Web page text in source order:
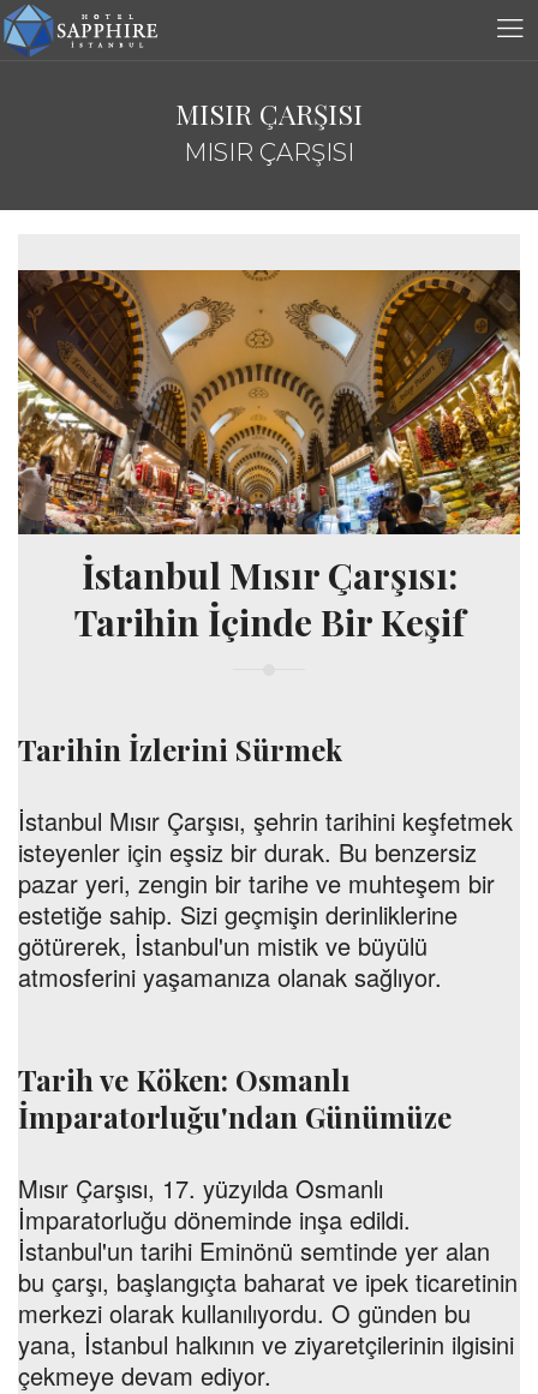
MISIR ÇARŞISI
MISIR ÇARŞISI
İstanbul Mısır Çarşısı:
Tarihin İçinde Bir Keşif
Tarihin İzlerini Sürmek
İstanbul Mısır Çarşısı, şehrin tarihini keşfetmek
isteyenler için eşsiz bir durak. Bu benzersiz
pazar yeri, zengin bir tarihe ve muhteşem bir
estetiğe sahip. Sizi geçmişin derinliklerine
götürerek, İstanbul'un mistik ve büyülü
atmosferini yaşamanıza olanak sağlıyor.
Tarih ve Köken: Osmanlı
İmparatorluğu'ndan Günümüze
Mısır Çarşısı, 17. yüzyılda Osmanlı
İmparatorluğu döneminde inşa edildi.
İstanbul'un tarihi Eminönü semtinde yer alan
bu çarşı, başlangıçta baharat ve ipek ticaretinin
merkezi olarak kullanılıyordu. O günden bu
yana, İstanbul halkının ve ziyaretçilerinin ilgisini
çekmeye devam ediyor.